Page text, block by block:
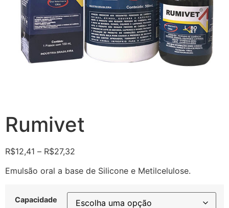
Rumivet
R$12,41 – R$27,32
Emulsão oral a base de Silicone e Metilcelulose.
Capacidade